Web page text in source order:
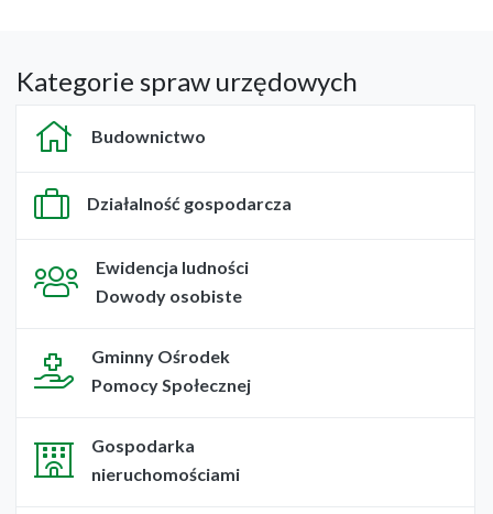
Kategorie spraw urzędowych
Budownictwo
Działalność gospodarcza
Ewidencja ludności
Dowody osobiste
Gminny Ośrodek
Pomocy Społecznej
Gospodarka
nieruchomościami